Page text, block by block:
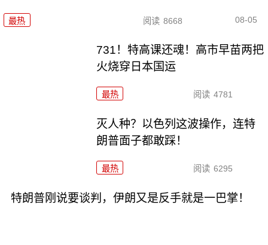
最热 阅读 8668 08-05
731！特高课还魂！高市早苗两把
火烧穿日本国运
最热 阅读 4781
灭人种？以色列这波操作，连特
朗普面子都敢踩！
最热 阅读 6295
特朗普刚说要谈判，伊朗又是反手就是一巴掌！